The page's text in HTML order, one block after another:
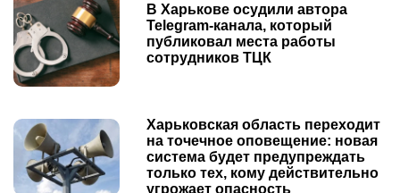
В Харькове осудили автора
Telegram-канала, который
публиковал места работы
сотрудников ТЦК
Харьковская область переходит
на точечное оповещение: новая
система будет предупреждать
только тех, кому действительно
угрожает опасность